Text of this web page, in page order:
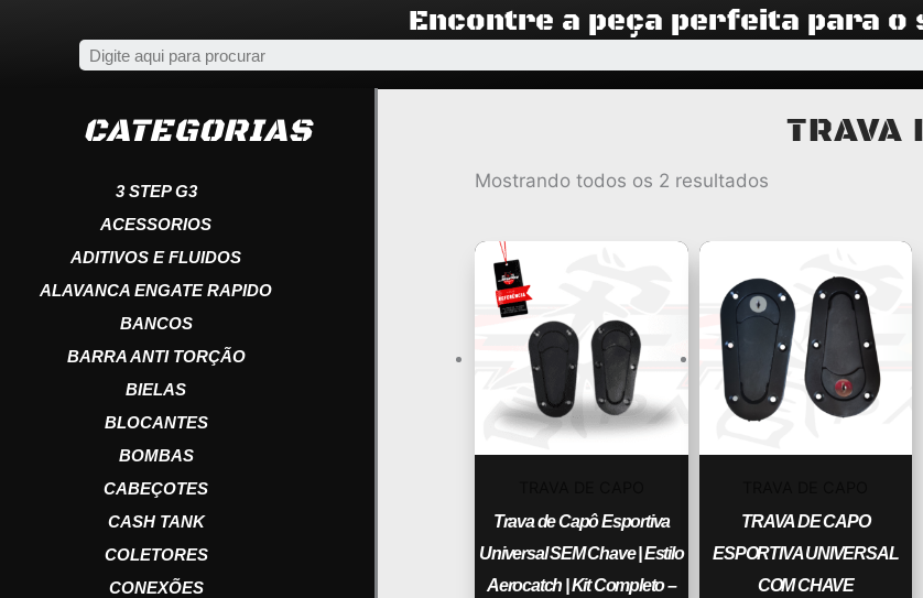
Encontre a peça perfeita para o
CATEGORIAS
3 STEP G3
ACESSORIOS
ADITIVOS E FLUIDOS
ALAVANCA ENGATE RAPIDO
BANCOS
BARRA ANTI TORÇÃO
BIELAS
BLOCANTES
BOMBAS
CABEÇOTES
CASH TANK
COLETORES
CONEXÕES
TRAVA
Mostrando todos os 2 resultados
Trava de Capô Esportiva
Universal SEM Chave | Estilo
Aerocatch | Kit Completo –
TRAVA DE CAPO
ESPORTIVA UNIVERSAL
COM CHAVE